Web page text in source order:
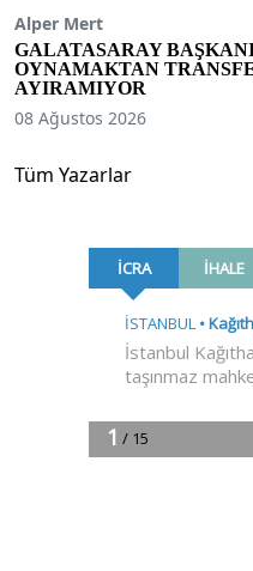
Alper Mert
GALATASARAY
OYNAMAKTAN
AYIRAMIYOR
08 Ağustos 2026
Tüm Yazarlar